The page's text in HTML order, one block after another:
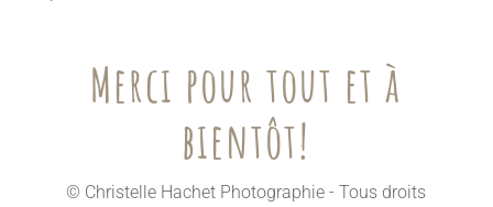
Merci pour tout et à
bientôt!
© Christelle Hachet Photographie - Tous droits